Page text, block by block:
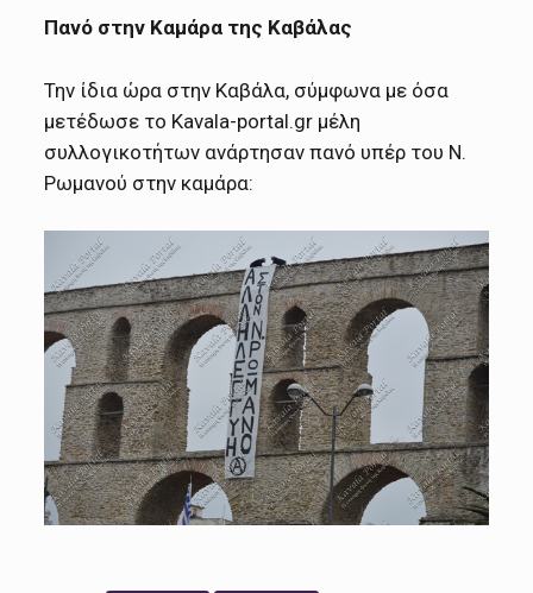
Πανό στην Καμάρα της Καβάλας
Την ίδια ώρα στην Καβάλα, σύμφωνα με όσα
μετέδωσε το Κavala-portal.gr μέλη
συλλογικοτήτων ανάρτησαν πανό υπέρ του Ν.
Ρωμανού στην καμάρα: